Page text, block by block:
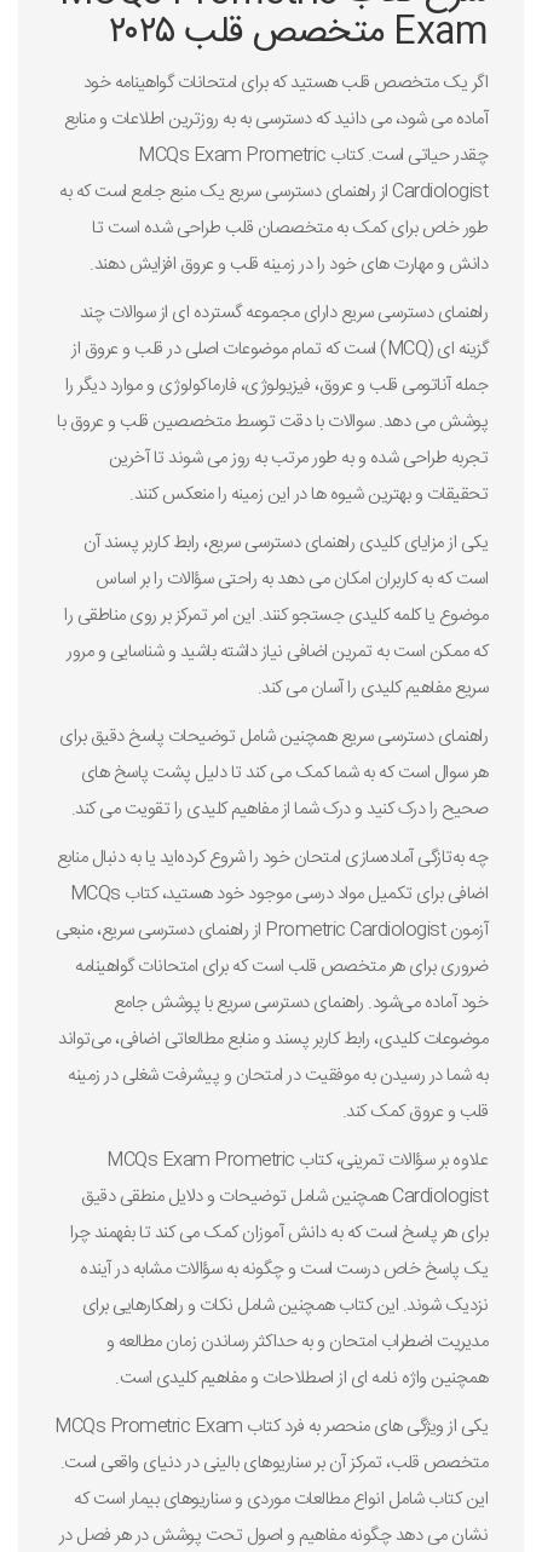
Exam متخصص قلب ۲۰۲۵
اگر یک متخصص قلب هستید که برای امتحانات گواهینامه خود
آماده می شود، می دانید که دسترسی به به روزترین اطلاعات و منابع
چقدر حیاتی است. کتاب MCQs Exam Prometric
Cardiologist از راهنمای دسترسی سریع یک منبع جامع است که به
طور خاص برای کمک به متخصصان قلب طراحی شده است تا
دانش و مهارت های خود را در زمینه قلب و عروق افزایش دهند.
راهنمای دسترسی سریع دارای مجموعه گسترده ای از سوالات چند
گزینه ای (MCQ) است که تمام موضوعات اصلی در قلب و عروق از
جمله آناتومی قلب و عروق، فیزیولوژی، فارماکولوژی و موارد دیگر را
پوشش می دهد. سوالات با دقت توسط متخصصین قلب و عروق با
تجربه طراحی شده و به طور مرتب به روز می شوند تا آخرین
تحقیقات و بهترین شیوه ها در این زمینه را منعکس کنند.
یکی از مزایای کلیدی راهنمای دسترسی سریع، رابط کاربر پسند آن
است که به کاربران امکان می دهد به راحتی سؤالات را بر اساس
موضوع یا کلمه کلیدی جستجو کنند. این امر تمرکز بر روی مناطقی را
که ممکن است به تمرین اضافی نیاز داشته باشید و شناسایی و مرور
سریع مفاهیم کلیدی را آسان می کند.
راهنمای دسترسی سریع همچنین شامل توضیحات پاسخ دقیق برای
هر سوال است که به شما کمک می کند تا دلیل پشت پاسخ های
صحیح را درک کنید و درک شما از مفاهیم کلیدی را تقویت می کند.
چه به‌تازگی آماده‌سازی امتحان خود را شروع کرده‌اید یا به دنبال منابع
اضافی برای تکمیل مواد درسی موجود خود هستید، کتاب MCQs
آزمون Prometric Cardiologist از راهنمای دسترسی سریع، منبعی
ضروری برای هر متخصص قلب است که برای امتحانات گواهینامه
خود آماده می‌شود. راهنمای دسترسی سریع با پوشش جامع
موضوعات کلیدی، رابط کاربر پسند و منابع مطالعاتی اضافی، می‌تواند
به شما در رسیدن به موفقیت در امتحان و پیشرفت شغلی در زمینه
قلب و عروق کمک کند.
علاوه بر سؤالات تمرینی، کتاب MCQs Exam Prometric
Cardiologist همچنین شامل توضیحات و دلایل منطقی دقیق
برای هر پاسخ است که به دانش آموزان کمک می کند تا بفهمند چرا
یک پاسخ خاص درست است و چگونه به سؤالات مشابه در آینده
نزدیک شوند. این کتاب همچنین شامل نکات و راهکارهایی برای
مدیریت اضطراب امتحان و به حداکثر رساندن زمان مطالعه و
همچنین واژه نامه ای از اصطلاحات و مفاهیم کلیدی است.
یکی از ویژگی های منحصر به فرد کتاب MCQs Prometric Exam
متخصص قلب، تمرکز آن بر سناریوهای بالینی در دنیای واقعی است.
این کتاب شامل انواع مطالعات موردی و سناریوهای بیمار است که
نشان می دهد چگونه مفاهیم و اصول تحت پوشش در هر فصل در